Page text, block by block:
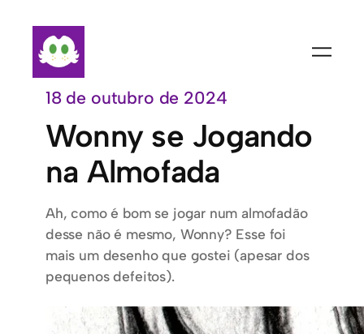
conteúdo
18 de outubro de 2024
Wonny se Jogando
na Almofada
Ah, como é bom se jogar num almofadão
desse não é mesmo, Wonny? Esse foi
mais um desenho que gostei (apesar dos
pequenos defeitos).